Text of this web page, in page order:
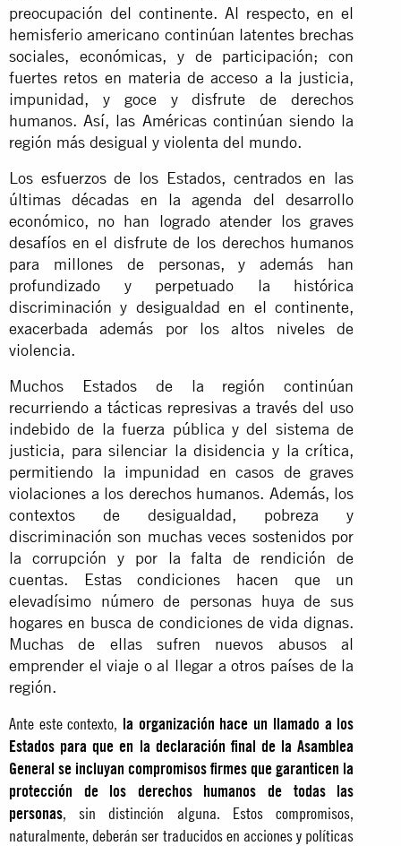
preocupación del continente. Al respecto, en el
hemisferio americano continúan latentes brechas
sociales, económicas, y de participación; con
fuertes retos en materia de acceso a la justicia,
impunidad, y goce y disfrute de derechos
humanos. Así, las Américas continúan siendo la
región más desigual y violenta del mundo.
Los esfuerzos de los Estados, centrados en las
últimas décadas en la agenda del desarrollo
económico, no han logrado atender los graves
desafíos en el disfrute de los derechos humanos
para millones de personas, y además han
profundizado y perpetuado la histórica
discriminación y desigualdad en el continente,
exacerbada además por los altos niveles de
violencia.
Muchos Estados de la región continúan
recurriendo a tácticas represivas a través del uso
indebido de la fuerza pública y del sistema de
justicia, para silenciar la disidencia y la crítica,
permitiendo la impunidad en casos de graves
violaciones a los derechos humanos. Además, los
contextos de desigualdad, pobreza y
discriminación son muchas veces sostenidos por
la corrupción y por la falta de rendición de
cuentas. Estas condiciones hacen que un
elevadísimo número de personas huya de sus
hogares en busca de condiciones de vida dignas.
Muchas de ellas sufren nuevos abusos al
emprender el viaje o al llegar a otros países de la
región.
Ante este contexto, la organización hace un llamado a los
Estados para que en la declaración final de la Asamblea
General se incluyan compromisos firmes que garanticen la
protección de los derechos humanos de todas las
personas, sin distinción alguna. Estos compromisos,
naturalmente, deberán ser traducidos en acciones y políticas